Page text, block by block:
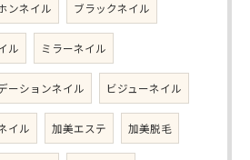
ンネイル ブラックネイル
ル ミラーネイル
ーションネイル ビジューネイル
イル 加美エステ 加美脱毛